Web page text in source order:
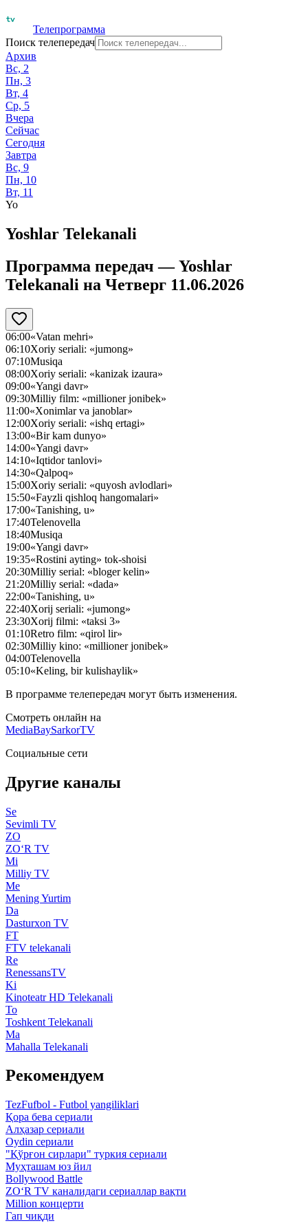
Телепрограмма
Поиск телепередач
Архив
Вс, 2
Пн, 3
Вт, 4
Ср, 5
Вчера
Сейчас
Сегодня
Завтра
Вс, 9
Пн, 10
Вт, 11
Yo
Yoshlar Telekanali
Программа передач —Yoshlar
Telekanali на Четверг 11.06.2026
06:00«Vatan mehri»
06:10Xoriy seriali: «jumong»
07:10Musiqa
08:00Xoriy seriali: «kanizak izaura»
09:00«Yangi davr»
09:30Milliy film: «millioner jonibek»
11:00«Xonimlar va janoblar»
12:00Xoriy seriali: «ishq ertagi»
13:00«Bir kam dunyo»
14:00«Yangi davr»
14:10«Iqtidor tanlovi»
14:30«Qalpoq»
15:00Xoriy seriali: «quyosh avlodlari»
15:50«Fayzli qishloq hangomalari»
17:00«Tanishing, u»
17:40Telenovella
18:40Musiqa
19:00«Yangi davr»
19:35«Rostini ayting» tok-shoisi
20:30Milliy serial: «bloger kelin»
21:20Milliy serial: «dada»
22:00«Tanishing, u»
22:40Xorij seriali: «jumong»
23:30Xorij filmi: «taksi 3»
01:10Retro film: «qirol lir»
02:30Milliy kino: «millioner jonibek»
04:00Telenovella
05:10«Keling, bir kulishaylik»
В программе телепередач могут быть изменения.
Смотреть онлайн на
MediaBaySarkorTV
Социальные сети
Другие каналы
Se
Sevimli TV
ZO
ZO‘R TV
Mi
Milliy TV
Me
Mening Yurtim
Da
Dasturxon TV
FT
FTV telekanali
Re
RenessansTV
Ki
Kinoteatr HD Telekanali
To
Toshkent Telekanali
Ma
Mahalla Telekanali
Рекомендуем
TezFufbol - Futbol yangiliklari
Қора бева сериали
Алҳазар сериали
Oydin сериали
"Қўрғон сирлари" туркия сериали
Муҳташам юз йил
Bollywood Battle
ZO‘R TV каналидаги сериаллар вақти
Million концерти
Гап чиқди